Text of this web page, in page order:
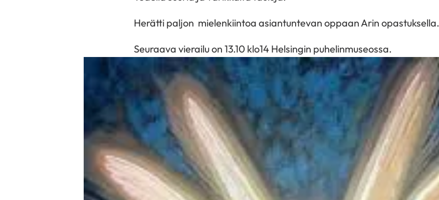
Herätti paljon mielenkiintoa asiantuntevan oppaan Arin opastuksella.
Seuraava vierailu on 13.10 klo14 Helsingin puhelinmuseossa.